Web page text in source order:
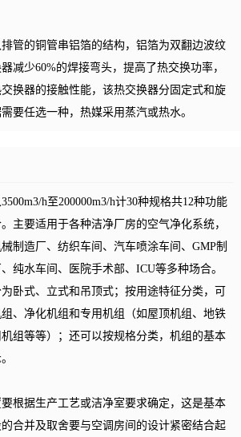
管的铜管串铝箔的结构，铝箔为双翻边波纹
减少60%的焊接弯头，提高了热交换功率，
换器的接触性能，该热交换器分固定式和旋
要任选一种，热媒采用蒸汽或热水。
h至200000m3/h计30种规格共12种功能
主要适用于各种洁净厂房的空气净化系统，
制造厂、纺织车间、汽车喷涂车间、GMP制
纯水车间、医院手术部、ICU等多种场合。
卧式、立式和吊顶式；按用途特征分类，可
、净化机组和专用机组（如屋顶机组、地铁
组等等）；还可以按规格分类，机组的基本
根据生产工艺或洁净室要求确定，这是基本
合并及取舍要与空调房间的设计紧密结合起